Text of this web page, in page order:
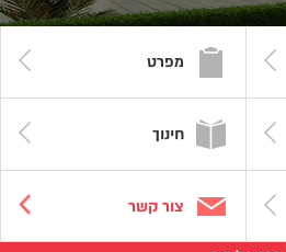
מפרט
חינוך
צור קשר